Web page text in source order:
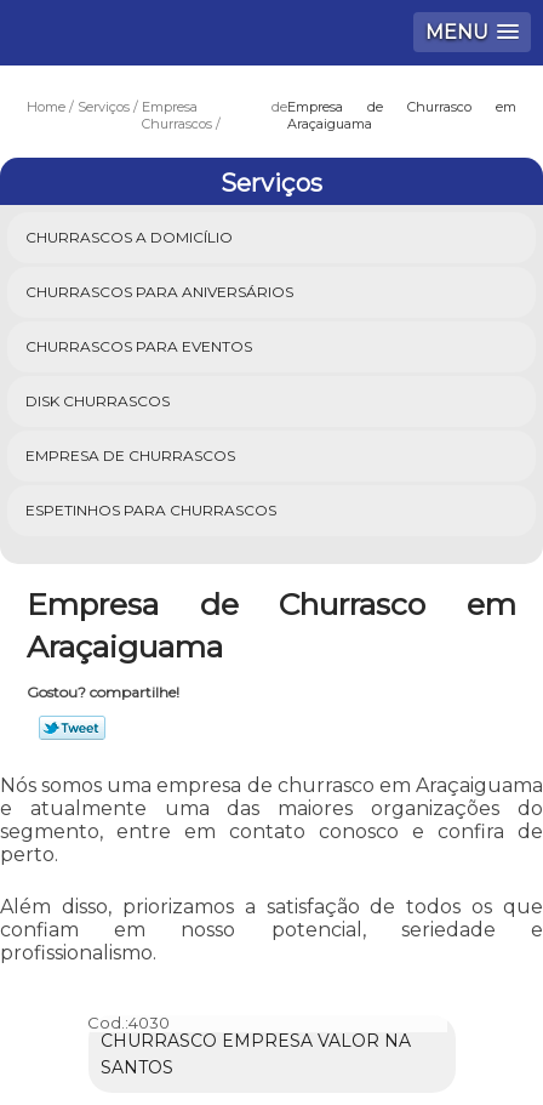
MENU
Home Serviços
Empresa de
Churrascos
Empresa de Churrasco em
Araçaiguama
Serviços
CHURRASCOS A DOMICÍLIO
CHURRASCOS PARA ANIVERSÁRIOS
CHURRASCOS PARA EVENTOS
DISK CHURRASCOS
EMPRESA DE CHURRASCOS
ESPETINHOS PARA CHURRASCOS
Empresa de Churrasco em
Araçaiguama
Gostou? compartilhe!
Nós somos uma empresa de churrasco em Araçaiguama
e atualmente uma das maiores organizações do
segmento, entre em contato conosco e confira de
perto.
Além disso, priorizamos a satisfação de todos os que
confiam em nosso potencial, seriedade e
profissionalismo.
Cod.:4030
CHURRASCO EMPRESA VALOR NA
SANTOS